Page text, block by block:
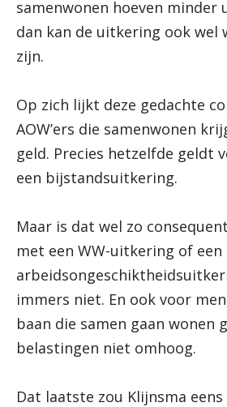
samenwonen hoeven minder
dan kan de uitkering ook wel
zijn.
Op zich lijkt deze gedachte
AOW’ers die samenwonen
geld. Precies hetzelfde geldt
een bijstandsuitkering.
Maar is dat wel zo
met een WW-uitkering of een
immers niet. En ook voor
baan die samen gaan wonen
belastingen niet omhoog.
Dat laatste zou Klijnsma